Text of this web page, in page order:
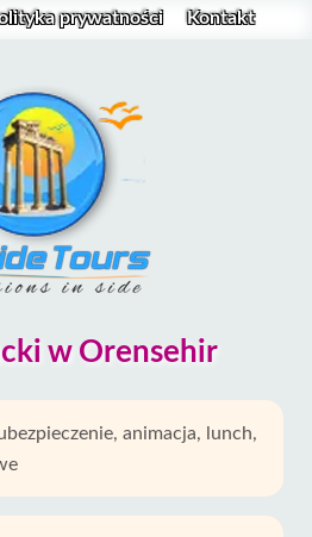
prywatności Kontakt
w Orensehir
animacja, lunch,